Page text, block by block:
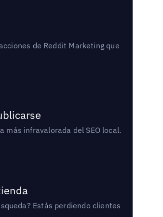
de Reddit Marketing que
más infravalorada del SEO local.
Estás perdiendo clientes